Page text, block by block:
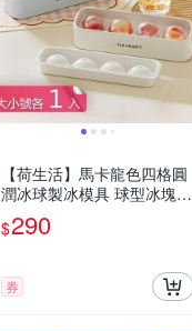
【荷生活】馬卡龍色四格圓
潤冰球製冰模具 球型冰塊不
易融化易脫模製冰盒-大小號
各1入組
$290
券